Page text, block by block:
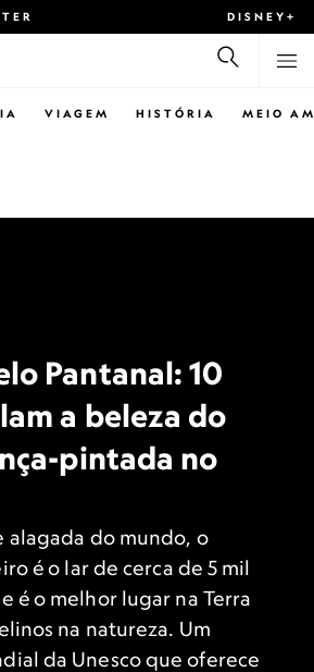
DISNEY+
VIAGEM HISTÓRIA MEIO
Pantanal: 10
a beleza do
pintada no
alagada do mundo, o
é o lar de cerca de 5 mil
é o melhor lugar na Terra
na natureza. Um
da Unesco que oferece